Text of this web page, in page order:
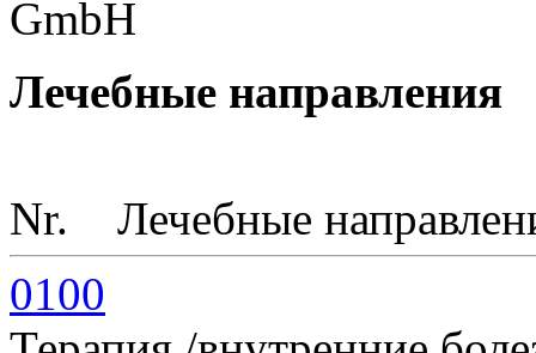
Лечебные направления
Nr.
Лечебные
0100